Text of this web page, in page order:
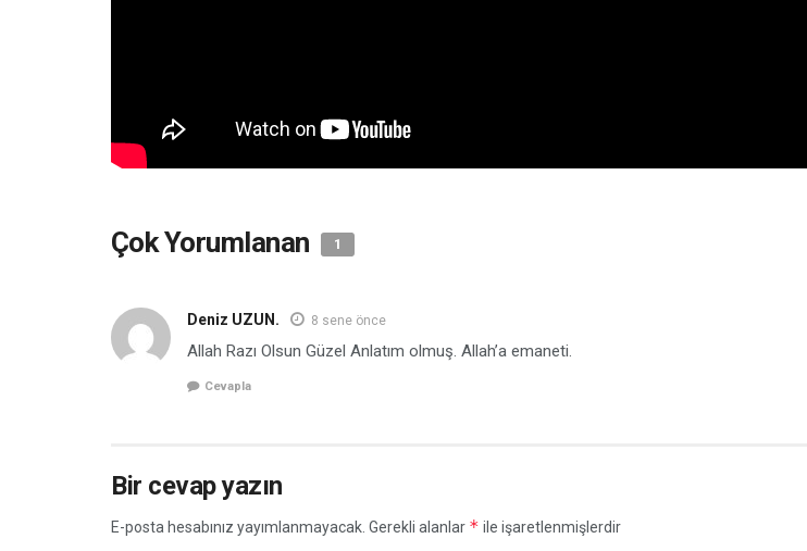
Çok Yorumlanan 1
Deniz UZUN. 8 sene önce
Allah Razı Olsun Güzel Anlatım olmuş. Allah’a emaneti.
Cevapla
Bir cevap yazın
E-posta hesabınız yayımlanmayacak. Gerekli alanlar * ile işaretlenmişlerdir